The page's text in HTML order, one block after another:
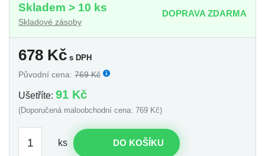
Skladem > 10 ks
Skladové zásoby
DOPRAVA ZDARMA
678 Kč s DPH
Původní cena: 769 Kč
Ušetříte: 91 Kč
(Doporučená maloobchodní cena: 769 Kč)
ks DO KOŠÍKU